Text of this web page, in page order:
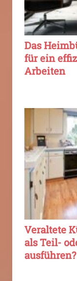
Das
für ein
Arbeiten
Veraltete
als Teil-
ausführen?